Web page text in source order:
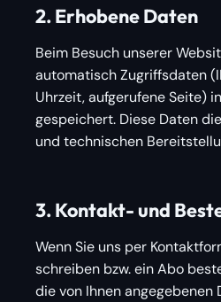
2. Erhobene Daten
Beim Besuch unserer
automatisch Zugriffsdaten
Uhrzeit, aufgerufene Seite)
gespeichert. Diese Daten
und technischen
3. Kontakt- und
Wenn Sie uns per
schreiben bzw. ein Abo
die von Ihnen angegebenen